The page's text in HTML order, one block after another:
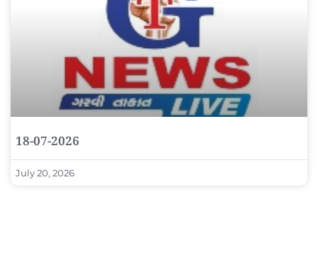
18-07-2026
July 20, 2026